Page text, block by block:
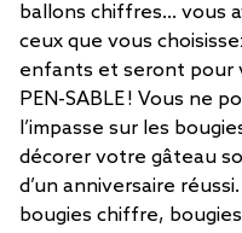
ballons chiffres… vous
ceux que vous
enfants et seront pour
PEN-SABLE ! Vous ne
l’impasse sur les
décorer votre gâteau
d’un anniversaire
bougies chiffre,